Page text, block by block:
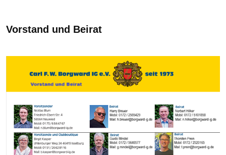
Vorstand und Beirat